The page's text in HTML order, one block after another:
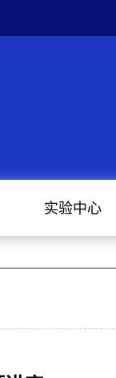
实验中心